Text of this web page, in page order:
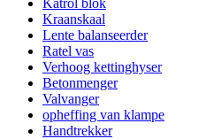
Kraanskaal
Lente balanseerder
Ratel vas
Verhoog kettinghyser
Betonmenger
Valvanger
opheffing van klampe
Handtrekker